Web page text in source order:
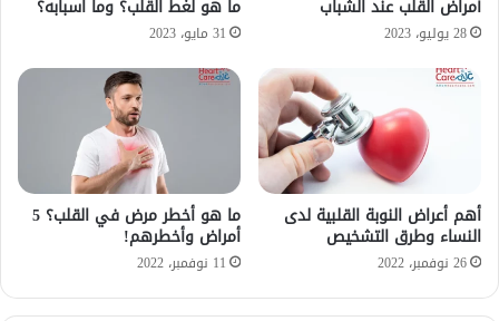
ص
ب
ي
ي
ن
أمراض القلب عند الشباب
28 يوليو، 2023
ما هو لَغط القلب؟ وما اسبابه؟
31 مايو، 2023
أهم أعراض النوبة القلبية لدى
النساء وطرق التشخيص
26 نوفمبر، 2022
ما هو أخطر مرض في القلب؟ 5
أمراض وأخطرهم!
11 نوفمبر، 2022